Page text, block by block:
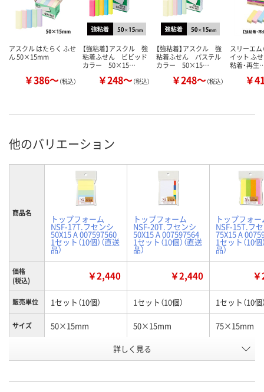
アスクル はたらく ふせ
ん 50×15mm
￥386～（税込）
【強粘着】アスクル 強
粘着ふせん ビビッド
カラー 50×15…
￥248～（税込）
【強粘着】アスクル 強
粘着ふせん パステル
カラー 50×15…
￥248～（税込）
スリーエム
イット ふ
粘着・再生
￥
他のバリエーション
商品名
トップフォーム
NSF-17T.フセンシ
50X15 A 007597560
1セット（10個）（直送
品）
トップフォーム
NSF-20T.フセンシ
50X15 A 007597564
1セット（10個）（直送
品）
トップフォー
NSF-15T.フ
75X15 A
1セット（10個
品）
価格
(税込)
￥2,440 ￥2,440
販売単位 1セット（10個） 1セット（10個） 1セット（10個
サイズ 50×15mm 50×15mm 75×15mm
パステルカラーアソ
ート
ビビットカラーアソ
ート
ネオンカラ
ト
お申込番
詳しく見る